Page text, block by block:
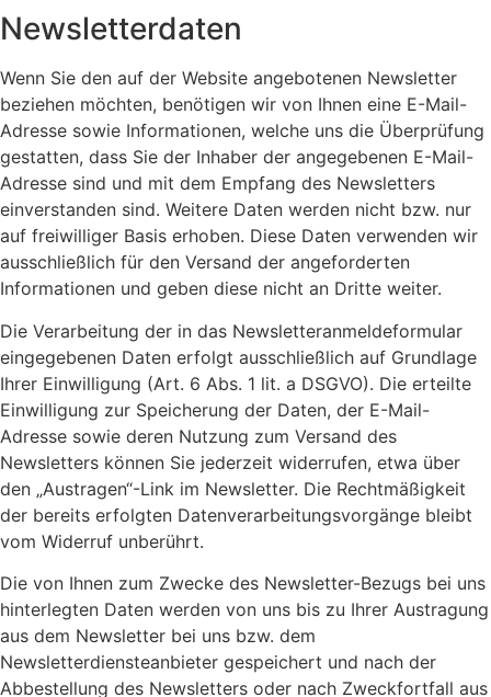
Newsletter­daten
Wenn Sie den auf der Website angebotenen Newsletter
beziehen möchten, benötigen wir von Ihnen eine E-Mail-
Adresse sowie Informationen, welche uns die Überprüfung
gestatten, dass Sie der Inhaber der angegebenen E-Mail-
Adresse sind und mit dem Empfang des Newsletters
einverstanden sind. Weitere Daten werden nicht bzw. nur
auf freiwilliger Basis erhoben. Diese Daten verwenden wir
ausschließlich für den Versand der angeforderten
Informationen und geben diese nicht an Dritte weiter.
Die Verarbeitung der in das Newsletteranmeldeformular
eingegebenen Daten erfolgt ausschließlich auf Grundlage
Ihrer Einwilligung (Art. 6 Abs. 1 lit. a DSGVO). Die erteilte
Einwilligung zur Speicherung der Daten, der E-Mail-
Adresse sowie deren Nutzung zum Versand des
Newsletters können Sie jederzeit widerrufen, etwa über
den „Austragen“-Link im Newsletter. Die Rechtmäßigkeit
der bereits erfolgten Datenverarbeitungsvorgänge bleibt
vom Widerruf unberührt.
Die von Ihnen zum Zwecke des Newsletter-Bezugs bei uns
hinterlegten Daten werden von uns bis zu Ihrer Austragung
aus dem Newsletter bei uns bzw. dem
Newsletterdiensteanbieter gespeichert und nach der
Abbestellung des Newsletters oder nach Zweckfortfall aus